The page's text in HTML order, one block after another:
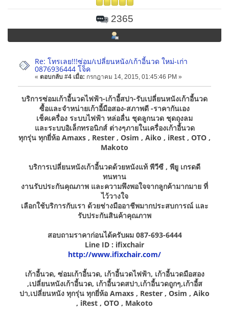
2365
Re: โทรเลย!!!ซ่อม/เปลี่ยนหนัง/เก้าอี้นวด ใหม่-เก่า
0876936444 โจ็ค
« ตอบกลับ #4 เมื่อ: กรกฎาคม 14, 2015, 01:45:46 PM »
บริการซ่อมเก้าอี้นวดไฟฟ้า-เก้าอี้สปา-รับเปลี่ยนหนังเก้าอี้นวด
ซื้อและจำหน่ายเก้าอี้มือสอง-สภาพดี -ราคากันเอง
เช็คเครื่อง ระบบไฟฟ้า หล่อลื่น ชุดลูกนวด ชุดถุงลม
และระบบอิเล็กทรอนิกส์ ต่างๆภายในเครื่องเก้าอี้นวด
ทุกรุ่น ทุกยี่ห้อ Amaxs , Rester , Osim , Aiko , iRest , OTO ,
Makoto
บริการเปลี่ยนหนังเก้าอี้นวดด้วยหนังแท้ พีวีซี , พียู เกรดดี
ทนทาน
งานรับประกันคุณภาพ และความพึงพอใจจากลูกค้ามากมาย ที่
ไว้วางใจ
เลือกใช้บริการกับเรา ด้วยช่างมืออาชีพมากประสบการณ์ และ
รับประกันสินค้าคุณภาพ
สอบถามราคาก่อนได้ครับผม 087-693-6444
Line ID : ifixchair
http://www.ifixchair.com/
เก้าอี้นวด, ซ่อมเก้าอี้นวด, เก้าอี้นวดไฟฟ้า, เก้าอี้นวดมือสอง
,เปลี่ยนหนังเก้าอี้นวด, เก้าอี้นวดสปา,เก้าอี้นวดถูกๆ,เก้าอี้ส
ปา,เปลี่ยนหนัง ทุกรุ่น ทุกยี่ห้อ Amaxs , Rester , Osim , Aiko
, iRest , OTO , Makoto